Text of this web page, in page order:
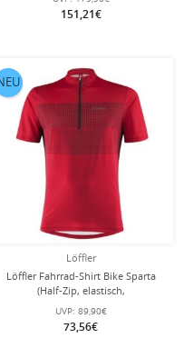
Herren
151,21€
Löffler
Löffler Fahrrad-Shirt Bike Sparta
(Half-Zip, elastisch,
schnelltrocknend) rot Herren
UVP: 89,90€
73,56€